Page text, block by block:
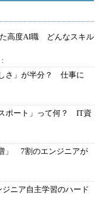
高度AI職 どんなスキル
さ」が半分？ 仕事に
ポート」って何？ IT資
」 7割のエンジニアが
ニア自主学習のハード